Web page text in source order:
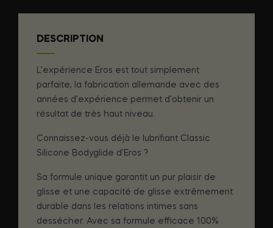
DESCRIPTION
L'expérience Eros est tout simplement
parfaite, la fabrication allemande avec des
années d'expérience permet d'obtenir un
résultat de très haut niveau.
Connaissez-vous déjà le lubrifiant Classic
Silicone Bodyglide d'Eros ?
Sa formule unique garantit un pur plaisir de
glisse et une capacité de glisse extrêmement
durable dans les relations intimes sans
dessécher. Avec sa formule efficace 100%